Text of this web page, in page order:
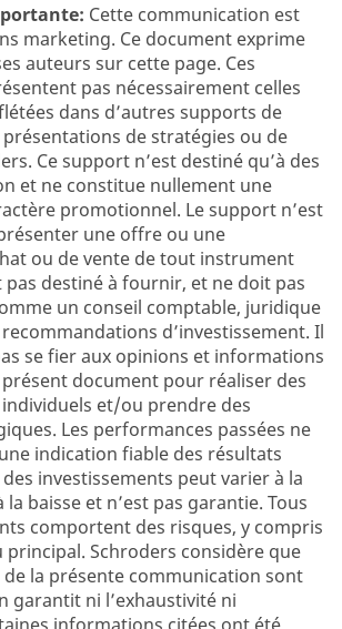
Cette communication est
marketing. Ce document exprime
auteurs sur cette page. Ces
pas nécessairement celles
dans d’autres supports de
de stratégies ou de
Ce support n’est destiné qu’à des
et ne constitue nullement une
promotionnel. Le support n’est
une offre ou une
ou de vente de tout instrument
pas destiné à fournir, et ne doit pas
un conseil comptable, juridique
d’investissement. Il
se fier aux opinions et informations
document pour réaliser des
et/ou prendre des
Les performances passées ne
indication fiable des résultats
investissements peut varier à la
la baisse et n’est pas garantie. Tous
comportent des risques, y compris
principal. Schroders considère que
la présente communication sont
garantit ni l’exhaustivité ni
informations citées ont été